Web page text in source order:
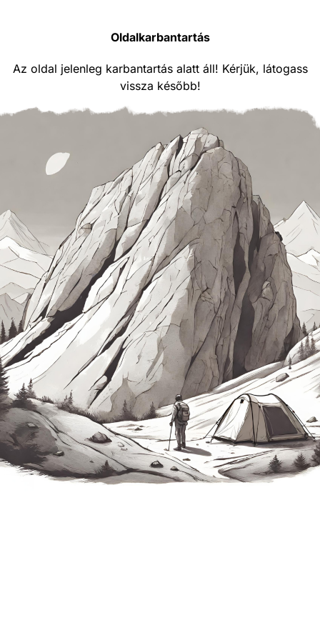
Oldalkarbantartás
Az oldal jelenleg karbantartás alatt áll! Kérjük, látogass
vissza később!